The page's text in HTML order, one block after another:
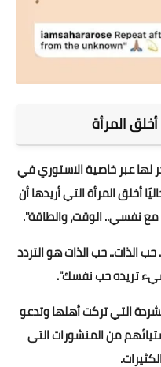
المرأة
عبر خاصية الاستوري في
أخلق المرأة التي أريدها أن
مع نفسي.. الوقت، والطاقة".
الذات.. حب الذات هو التردد
تريده حب نفسك".
التي تركت أهلها وتدعو
من المنشورات التي